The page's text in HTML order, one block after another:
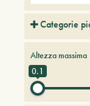
Categorie
Alberi e
Alberi e
Altezza massima
0.1